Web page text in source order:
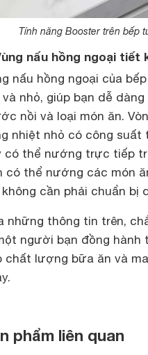
Tính năng Booster trên bếp
nấu hồng ngoại tiết
nấu hồng ngoại của
và nhỏ, giúp bạn dễ
nồi và loại món ăn.
nhiệt nhỏ có công suất
có thể nướng trực tiếp
có thể nướng các món
không cần phải chuẩn bị
những thông tin trên,
người bạn đồng hành
chất lượng bữa ăn và
phẩm liên quan